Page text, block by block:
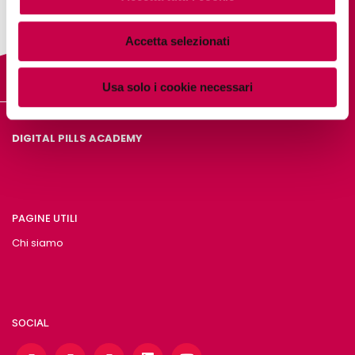
Accetta selezionati
Usa solo i cookie necessari
DIGITAL PILLS ACADEMY
PAGINE UTILI
Chi siamo
SOCIAL